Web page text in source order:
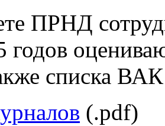
ПРНД
годов
списка ВАК
(.pdf)